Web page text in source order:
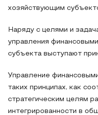
хозяйствующим
Наряду с целями и
управления
субъекта выступают
Управление
таких принципах, как
стратегическим целям
интегрированности в